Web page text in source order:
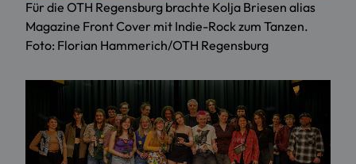
Für die OTH Regensburg brachte Kolja Briesen alias
Magazine Front Cover mit Indie-Rock zum Tanzen.
Foto: Florian Hammerich/OTH Regensburg